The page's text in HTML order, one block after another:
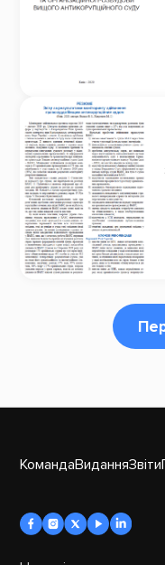
КомандаВиданняЗвіти